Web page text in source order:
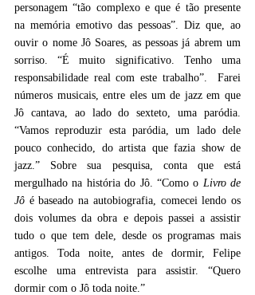
personagem “tão complexo e que é tão presente
na memória emotivo das pessoas”. Diz que, ao
ouvir o nome Jô Soares, as pessoas já abrem um
sorriso. “É muito significativo. Tenho uma
responsabilidade real com este trabalho”.  Farei
números musicais, entre eles um de jazz em que
Jô cantava, ao lado do sexteto, uma paródia.
“Vamos reproduzir esta paródia, um lado dele
pouco conhecido, do artista que fazia show de
jazz.” Sobre sua pesquisa, conta que está
mergulhado na história do Jô. “Como o Livro de
Jô é baseado na autobiografia, comecei lendo os
dois volumes da obra e depois passei a assistir
tudo o que tem dele, desde os programas mais
antigos. Toda noite, antes de dormir, Felipe
escolhe uma entrevista para assistir. “Quero
dormir com o Jô toda noite.”